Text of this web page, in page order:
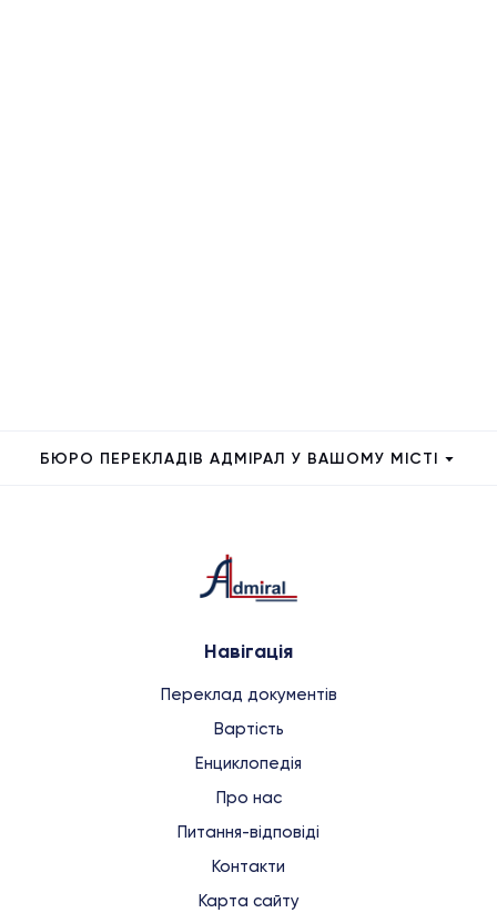
БЮРО ПЕРЕКЛАДІВ АДМІРАЛ У ВАШОМУ МІСТІ
Навігація
Переклад документів
Вартість
Енциклопедія
Про нас
Питання-відповіді
Контакти
Карта сайту